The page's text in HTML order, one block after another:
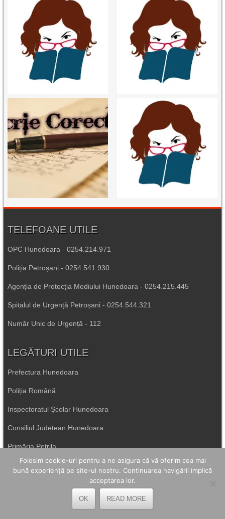
TELEFOANE UTILE
OPC Hunedoara - 0254.214.971
Poliția Petroșani - 0254.541.930
Agenția de Protecția Mediului Hunedoara - 0254.215.445
Spitalul de Urgență Petroșani - 0254.544.321
Număr Unic de Urgență - 112
LEGĂTURI UTILE
Prefectura Hunedoara
Poliția Română
Inspectoratul Școlar Hunedoara
Consiliul Județean Hunedoara
Primăria Petrila
Primăria Petroșani
Folosim cookie-uri pentru a ne asigura că vă oferim cea mai
bună experiență pe site-ul nostru. Continuarea navigării implică
acceptarea lor.
OK READ MORE